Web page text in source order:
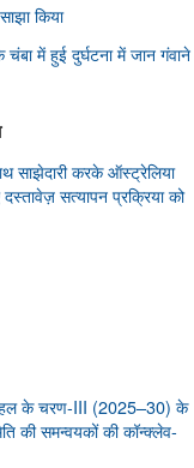
किया
में हुई दुर्घटना में जान गंवाने
साझेदारी करके ऑस्ट्रेलिया
सत्यापन प्रक्रिया को
के चरण-III (2025–30) के
की समन्वयकों की कॉन्क्लेव-